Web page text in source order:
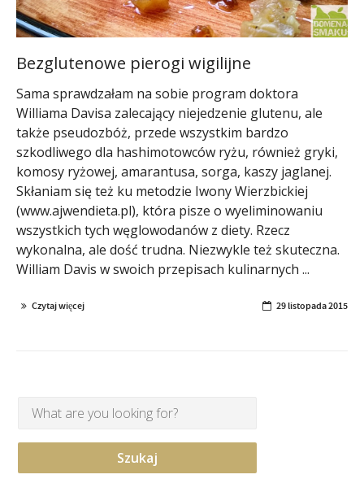
Bezglutenowe pierogi wigilijne
Sama sprawdzałam na sobie program doktora
Williama Davisa zalecający niejedzenie glutenu, ale
także pseudozbóż, przede wszystkim bardzo
szkodliwego dla hashimotowców ryżu, również gryki,
komosy ryżowej, amarantusa, sorga, kaszy jaglanej.
Skłaniam się też ku metodzie Iwony Wierzbickiej
(www.ajwendieta.pl), która pisze o wyeliminowaniu
wszystkich tych węglowodanów z diety. Rzecz
wykonalna, ale dość trudna. Niezwykle też skuteczna.
William Davis w swoich przepisach kulinarnych ...
Czytaj więcej 29 listopada 2015